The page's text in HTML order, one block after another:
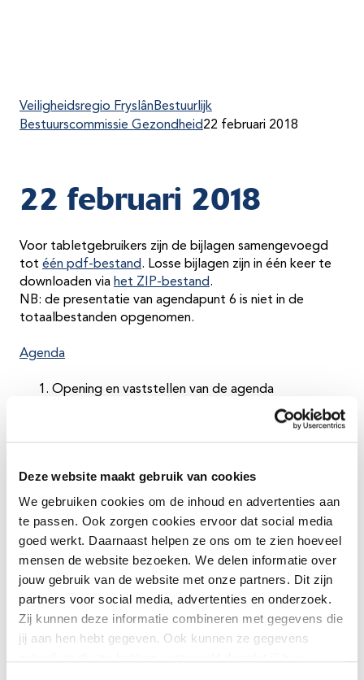
Deze website maakt gebruik van cookies
We gebruiken cookies om de inhoud en advertenties aan
te passen. Ook zorgen cookies ervoor dat social media
goed werkt. Daarnaast helpen ze ons om te zien hoeveel
mensen de website bezoeken. We delen informatie over
jouw gebruik van de website met onze partners. Dit zijn
partners voor social media, advertenties en onderzoek.
Zij kunnen deze informatie combineren met gegevens die
jij aan hen hebt gegeven. Ook kunnen ze gegevens
Veiligheidsregio Fryslân Bestuurlijk
Bestuurscommissie Gezondheid22 februari 2018
22 februari 2018
Voor tabletgebruikers zijn de bijlagen samengevoegd
tot één pdf-bestand. Losse bijlagen zijn in één keer te
downloaden via het ZIP-bestand.
NB: de presentatie van agendapunt 6 is niet in de
totaalbestanden opgenomen.
Agenda
Opening en vaststellen van de agenda
Zienswijzen kaderbrief 2019 – 2022, programma
Gezondheid
Gesprek over rapportage JGZ 3.0 in aanwezigheid
van A. van Veldhuisen (AEF)
-presentatie
Rondvraag en sluiting